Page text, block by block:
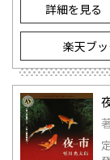
詳細を見る
楽天ブ